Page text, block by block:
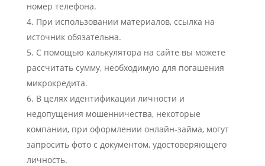
номер телефона.
При использовании материалов, ссылка на
источник обязательна.
С помощью калькулятора на сайте вы можете
рассчитать сумму, необходимую для погашения
микрокредита.
В целях идентификации личности и
недопущения мошенничества, некоторые
компании, при оформлении онлайн-займа, могут
запросить фото с документом, удостоверяющего
личность.